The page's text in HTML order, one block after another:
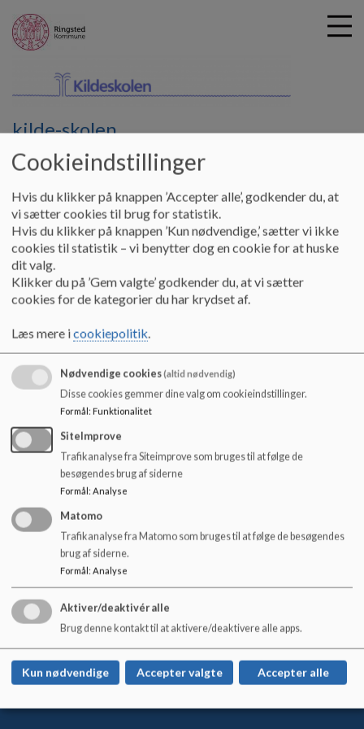
G
h
kilde-skolen
Om Vores Skole Fællesskaber
Fællesskaber
Vi har stortfokus på alle børns læring, trivsel og dannelse.Vi tror
på, at børn
På Kildeskolen fårbørnene erfaringer med mange typer
også med elever fra andre klassetrin
Vores årlige Markedsdag i midten af juni er et eksempel på en
tradition, derud over at samle hele skolenogså samler skolen og
lokalområdet.
Fællesskaber opstår og vedligeholdes, når vi har noget at være
fælles om, og når vi gør noget sammen. Kildeskolens årshjul
understøtter fællesskabet mellem alle børn på skolen og mellem
skole og forældre og skolen og (lokal)samfundet.
Kildeskolen
Gyrstinge Bygade 34, 4100 Ringsted
kildeskolen@ringsted.dk
+45 57 62 72 60
EAN NR. 5798007642808
Cookieindstillinger
Hvis du klikker på knappen ’Accepter alle’, godkender du, at
vi sætter cookies til brug for statistik.
Hvis du klikker på knappen ’Kun nødvendige,’ sætter vi ikke
cookies til statistik – vi benytter dog en cookie for at huske
dit valg.
Klikker du på ’Gem valgte’ godkender du, at vi sætter
cookies for de kategorier du har krydset af.
Læs mere icookiepolitik.
Nødvendige cookies(altid nødvendig)
Disse cookies gemmer dine valg om cookieindstillinger.
Formål: Funktionalitet
SiteImprove
Trafikanalyse fra Siteimprove som bruges til at følge de
besøgendes brug af siderne
Formål: Analyse
Matomo
Trafikanalyse fra Matomo som bruges til at følge de besøgendes
brug af siderne.
Formål: Analyse
Aktiver/deaktivér alle
Brug denne kontakt til at aktivere/deaktivere alle apps.
Kun nødvendige Accepter valgte Accepter alle